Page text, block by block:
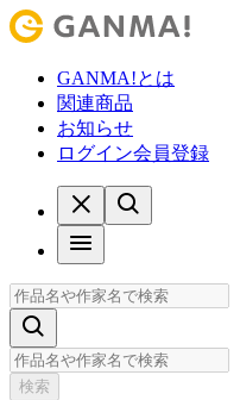
GANMA!とは
関連商品
お知らせ
ログイン会員登録
検索